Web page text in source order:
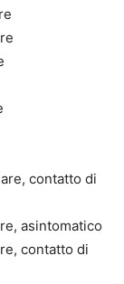
contatto di
asintomatico
contatto di